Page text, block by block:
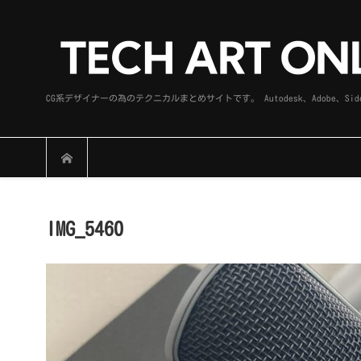
CG系デザイナーの為のテクニカルまとめサイトです。 Autodesk、Adobe、
IMG_5460